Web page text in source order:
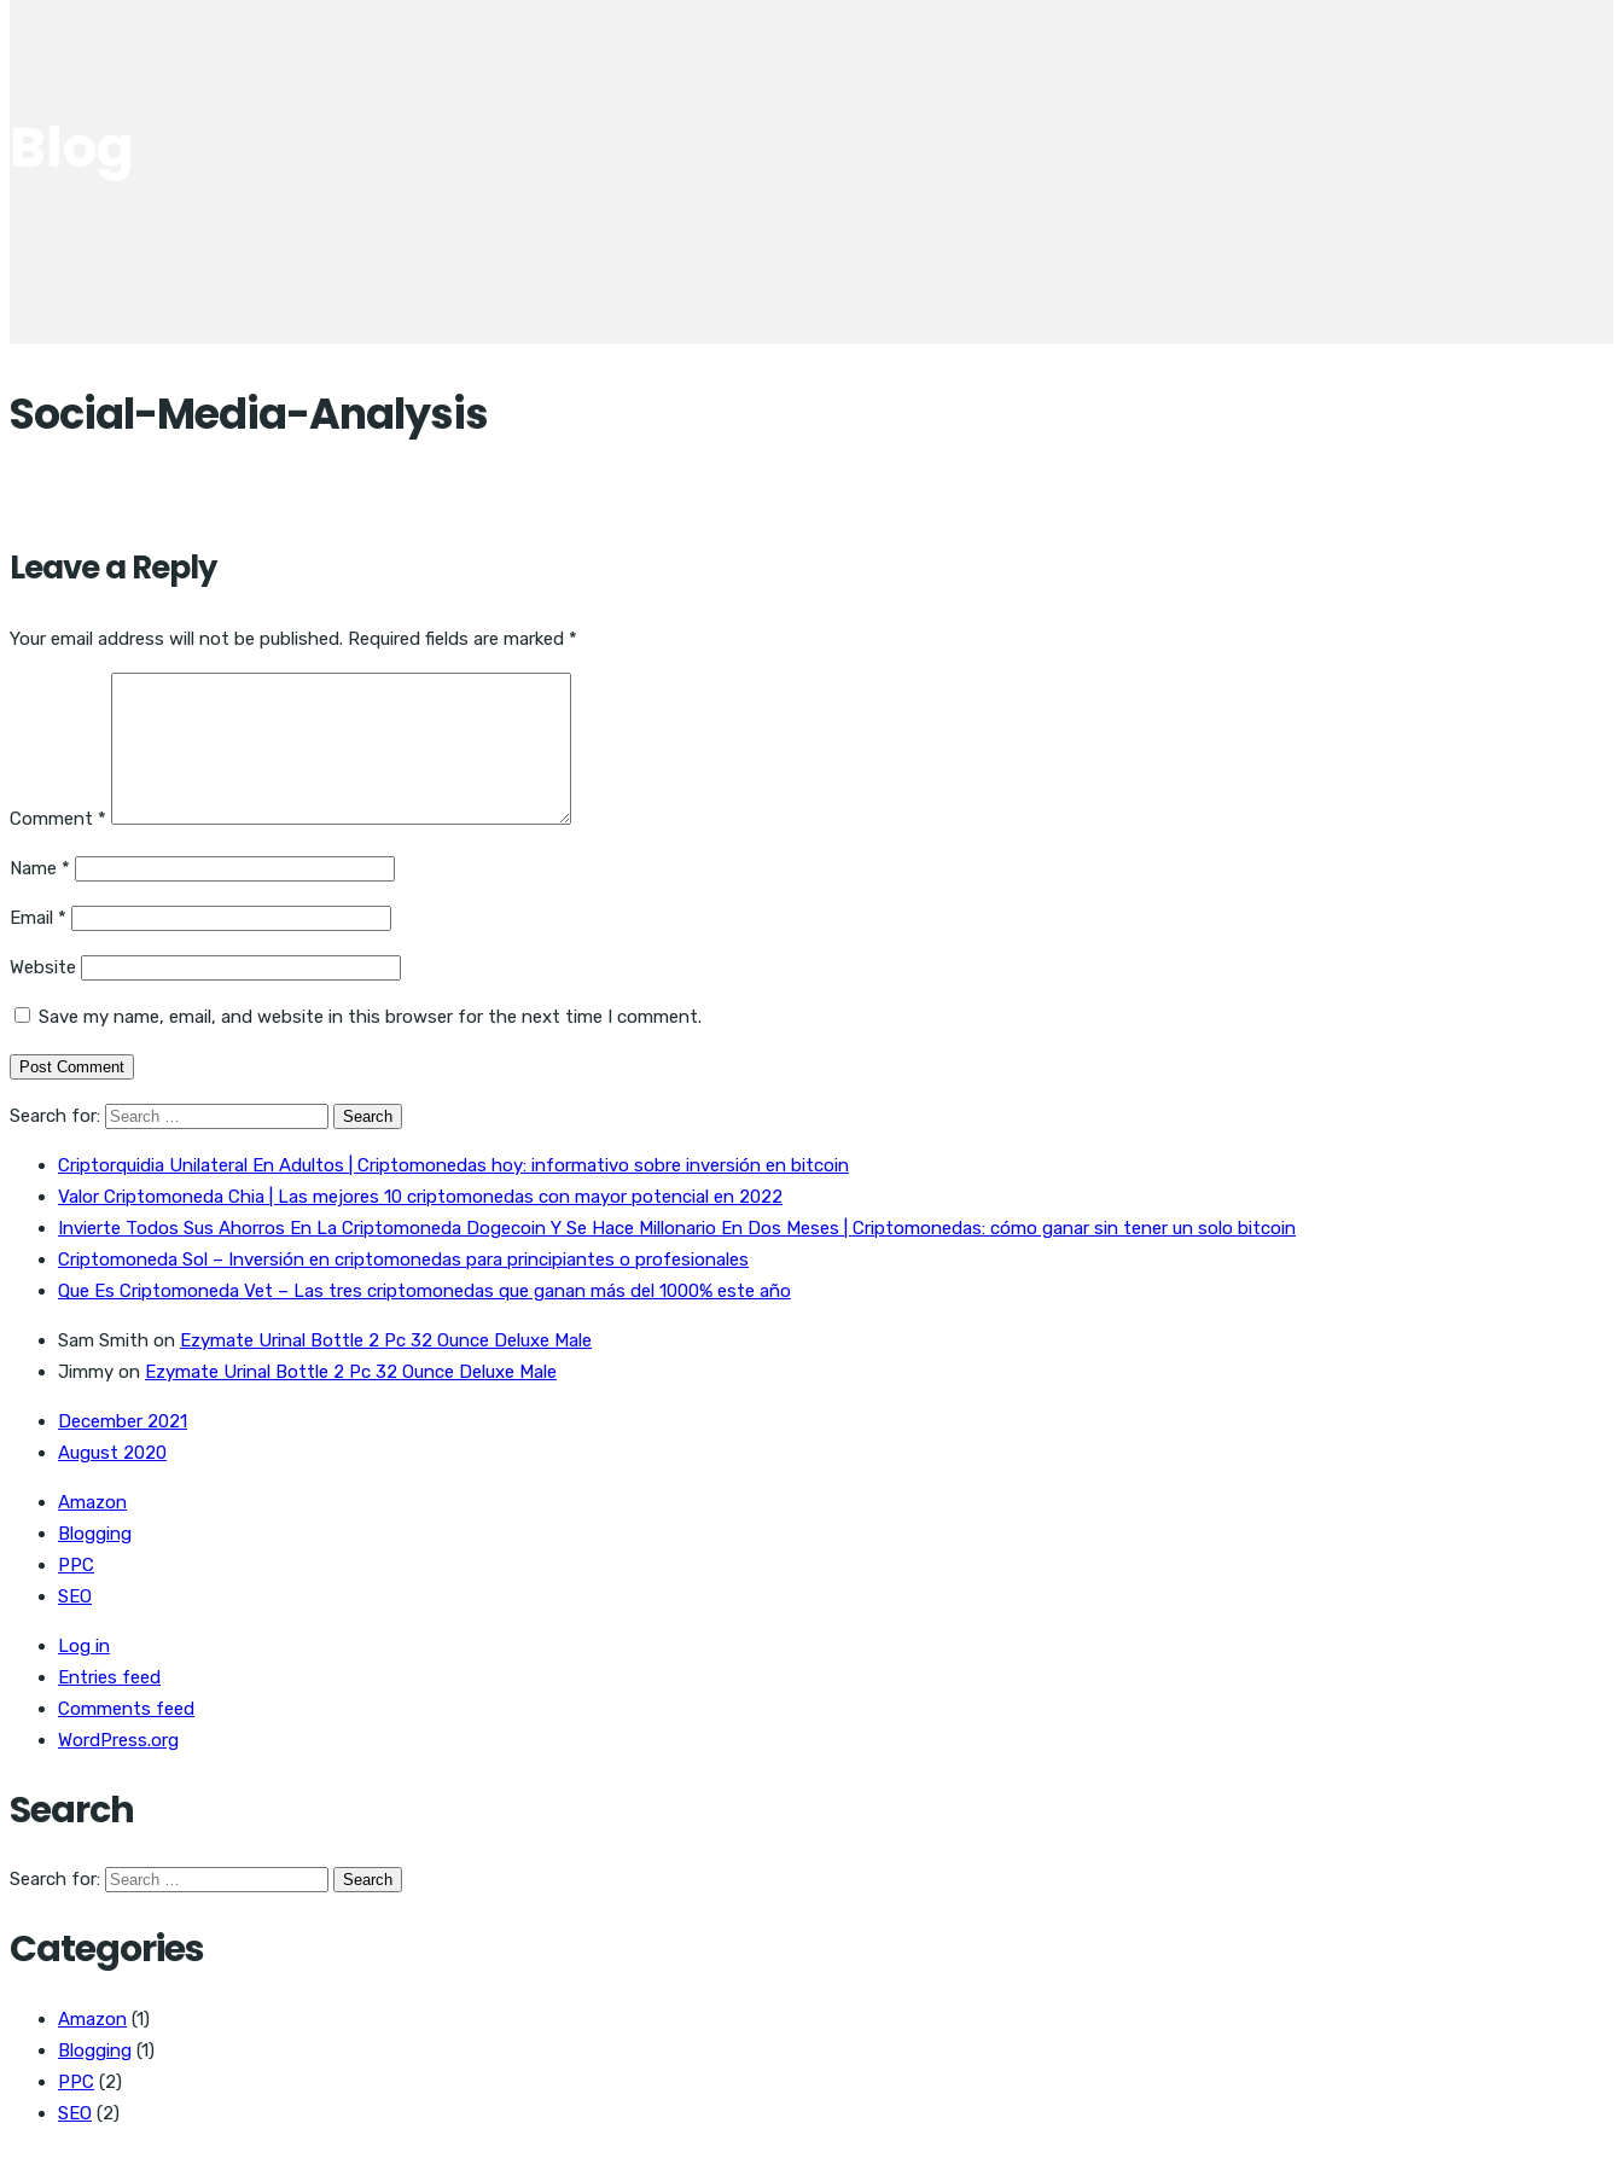
Social-Media-Analysis
Leave a Reply
Your email address will not be published. Required fields are marked *
Comment *
Name *
Email *
Website
Save my name, email, and website in this browser for the next time I comment.
Search for:
Criptorquidia Unilateral En Adultos | Criptomonedas hoy: informativo sobre inversión en bitcoin
Valor Criptomoneda Chia | Las mejores 10 criptomonedas con mayor potencial en 2022
Invierte Todos Sus Ahorros En La Criptomoneda Dogecoin Y Se Hace Millonario En Dos Meses | Criptomonedas: cómo ganar sin tener un solo bitcoin
Criptomoneda Sol – Inversión en criptomonedas para principiantes o profesionales
Que Es Criptomoneda Vet – Las tres criptomonedas que ganan más del 1000% este año
Sam Smith on Ezymate Urinal Bottle 2 Pc 32 Ounce Deluxe Male
Jimmy on Ezymate Urinal Bottle 2 Pc 32 Ounce Deluxe Male
December 2021
August 2020
Amazon
Blogging
PPC
SEO
Log in
Entries feed
Comments feed
WordPress.org
Search
Search for:
Categories
Amazon (1)
Blogging (1)
PPC (2)
SEO (2)